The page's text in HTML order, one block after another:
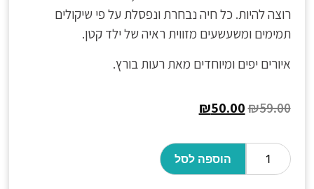
רוצה להיות. כל חיה נבחרת ונפסלת על פי שיקולים
תמימים ומשעשעים מזווית ראיה של ילד קטן.
איורים יפים ומיוחדים מאת רעות בורץ.
₪59.00
₪50.00
הוספה לסל